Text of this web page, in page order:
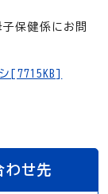
保健係にお問
[7715KB]
わせ先